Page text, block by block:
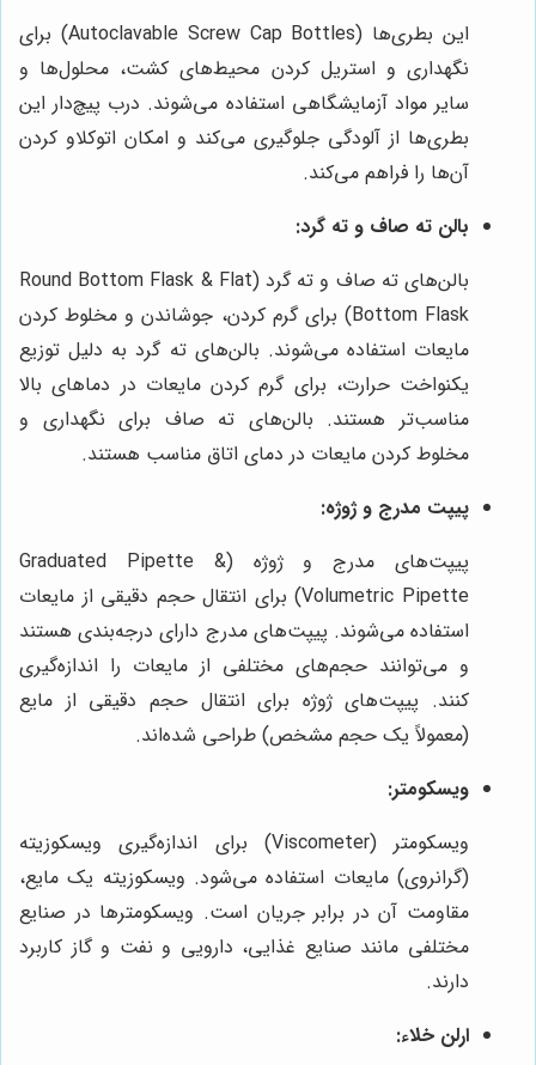
این بطری‌ها (Autoclavable Screw Cap Bottles) برای
نگهداری و استریل کردن محیط‌های کشت، محلول‌ها و
سایر مواد آزمایشگاهی استفاده می‌شوند. درب پیچ‌دار این
بطری‌ها از آلودگی جلوگیری می‌کند و امکان اتوکلاو کردن
آن‌ها را فراهم می‌کند.
بالن ته صاف و ته گرد:
بالن‌های ته صاف و ته گرد (Round Bottom Flask & Flat
Bottom Flask) برای گرم کردن، جوشاندن و مخلوط کردن
مایعات استفاده می‌شوند. بالن‌های ته گرد به دلیل توزیع
یکنواخت حرارت، برای گرم کردن مایعات در دماهای بالا
مناسب‌تر هستند. بالن‌های ته صاف برای نگهداری و
مخلوط کردن مایعات در دمای اتاق مناسب هستند.
پیپت مدرج و ژوژه:
پیپت‌های مدرج و ژوژه (Graduated Pipette &
Volumetric Pipette) برای انتقال حجم دقیقی از مایعات
استفاده می‌شوند. پیپت‌های مدرج دارای درجه‌بندی هستند
و می‌توانند حجم‌های مختلفی از مایعات را اندازه‌گیری
کنند. پیپت‌های ژوژه برای انتقال حجم دقیقی از مایع
(معمولاً یک حجم مشخص) طراحی شده‌اند.
ویسکومتر:
ویسکومتر (Viscometer) برای اندازه‌گیری ویسکوزیته
(گرانروی) مایعات استفاده می‌شود. ویسکوزیته یک مایع،
مقاومت آن در برابر جریان است. ویسکومترها در صنایع
مختلفی مانند صنایع غذایی، دارویی و نفت و گاز کاربرد
دارند.
ارلن خلاء: